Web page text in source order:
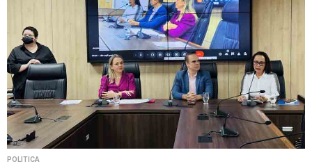
POLÍTICA